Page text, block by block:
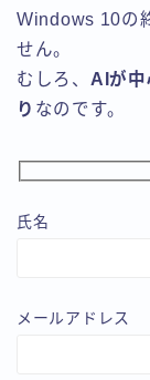
Windows 10の
せん。
むしろ、 AIが中
り なのです。
氏名
メールアドレス